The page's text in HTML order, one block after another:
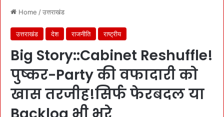
Home /उत्तराखंड
उत्तराखंड देश राजनीति राष्ट्रीय
Big Story::Cabinet Reshuffle!
पुष्कर-Party की वफादारी को
खास तरजीह!सिर्फ फेरबदल या